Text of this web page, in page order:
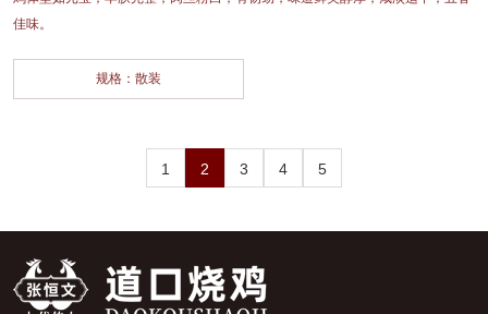
佳味。
规格：散装
1 2 3 4 5